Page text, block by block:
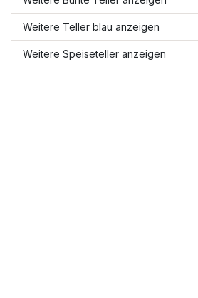
Weitere Teller blau anzeigen
Weitere Speiseteller anzeigen